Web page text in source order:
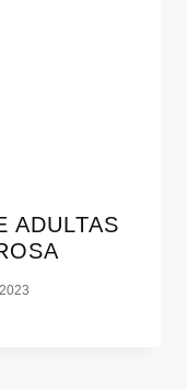
ADULTAS